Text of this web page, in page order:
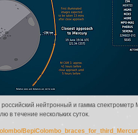
нейтронный и гамма спектрометр
в течение нескольких суток.